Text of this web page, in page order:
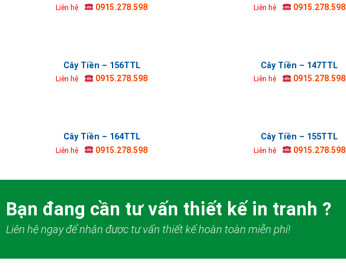
Liên hệ 0915.278.598 Liên hệ 0915.278.598
Cây Tiền – 156TTL
Liên hệ 0915.278.598
Cây Tiền – 147TTL
Liên hệ 0915.278.598
Cây Tiền – 164TTL
Liên hệ 0915.278.598
Cây Tiền – 155TTL
Liên hệ 0915.278.598
Bạn đang cần tư vấn thiết kế in tranh ?
Liên hệ ngay để nhận được tư vấn thiết kế hoàn toàn miễn phí!